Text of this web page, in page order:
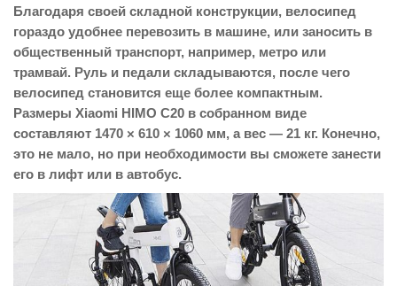
Благодаря своей складной конструкции, велосипед
гораздо удобнее перевозить в машине, или заносить в
общественный транспорт, например, метро или
трамвай. Руль и педали складываются, после чего
велосипед становится еще более компактным.
Размеры Xiaomi HIMO C20 в собранном виде
составляют 1470 × 610 × 1060 мм, а вес — 21 кг. Конечно,
это не мало, но при необходимости вы сможете занести
его в лифт или в автобус.